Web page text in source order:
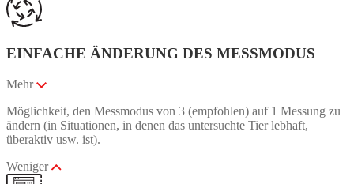
EINFACHE ÄNDERUNG DES MESSMODUS
Mehr
Möglichkeit, den Messmodus von 3 (empfohlen) auf 1 Messung zu
ändern (in Situationen, in denen das untersuchte Tier lebhaft,
überaktiv usw. ist).
Weniger